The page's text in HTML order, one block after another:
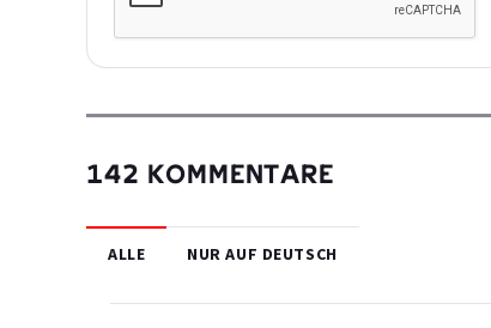
142 KOMMENTARE
ALLE NUR AUF DEUTSCH